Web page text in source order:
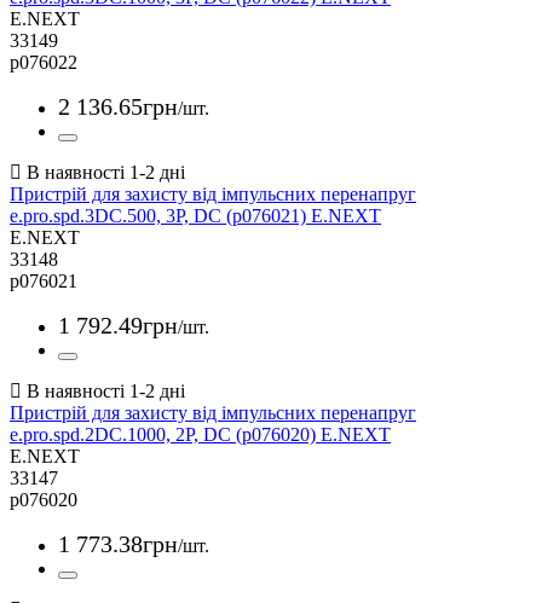
E.NEXT
33149
p076022
2 136.65грн/шт.
Пристрій для захисту від імпульсних перенапруг
e.pro.spd.3DC.500, 3P, DC (p076021) E.NEXT
E.NEXT
33148
p076021
1 792.49грн/шт.
Пристрій для захисту від імпульсних перенапруг
e.pro.spd.2DC.1000, 2P, DC (p076020) E.NEXT
E.NEXT
33147
p076020
1 773.38грн/шт.